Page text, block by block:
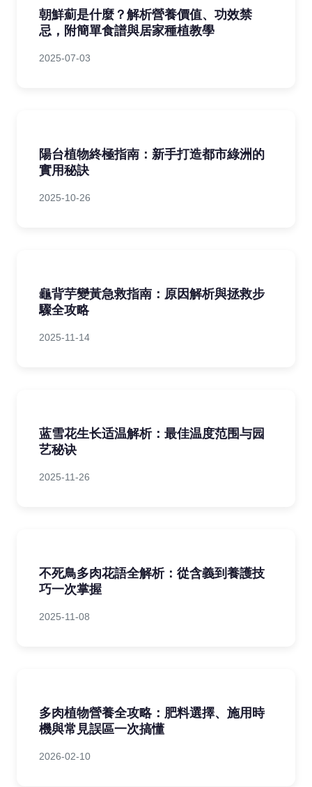
朝鮮薊是什麼？解析營養價值、功效禁
忌，附簡單食譜與居家種植教學
2025-07-03
陽台植物終極指南：新手打造都市綠洲的
實用秘訣
2025-10-26
龜背芋變黃急救指南：原因解析與拯救步
驟全攻略
2025-11-14
蓝雪花生长适温解析：最佳温度范围与园
艺秘诀
2025-11-26
不死鳥多肉花語全解析：從含義到養護技
巧一次掌握
2025-11-08
多肉植物營養全攻略：肥料選擇、施用時
機與常見誤區一次搞懂
2026-02-10